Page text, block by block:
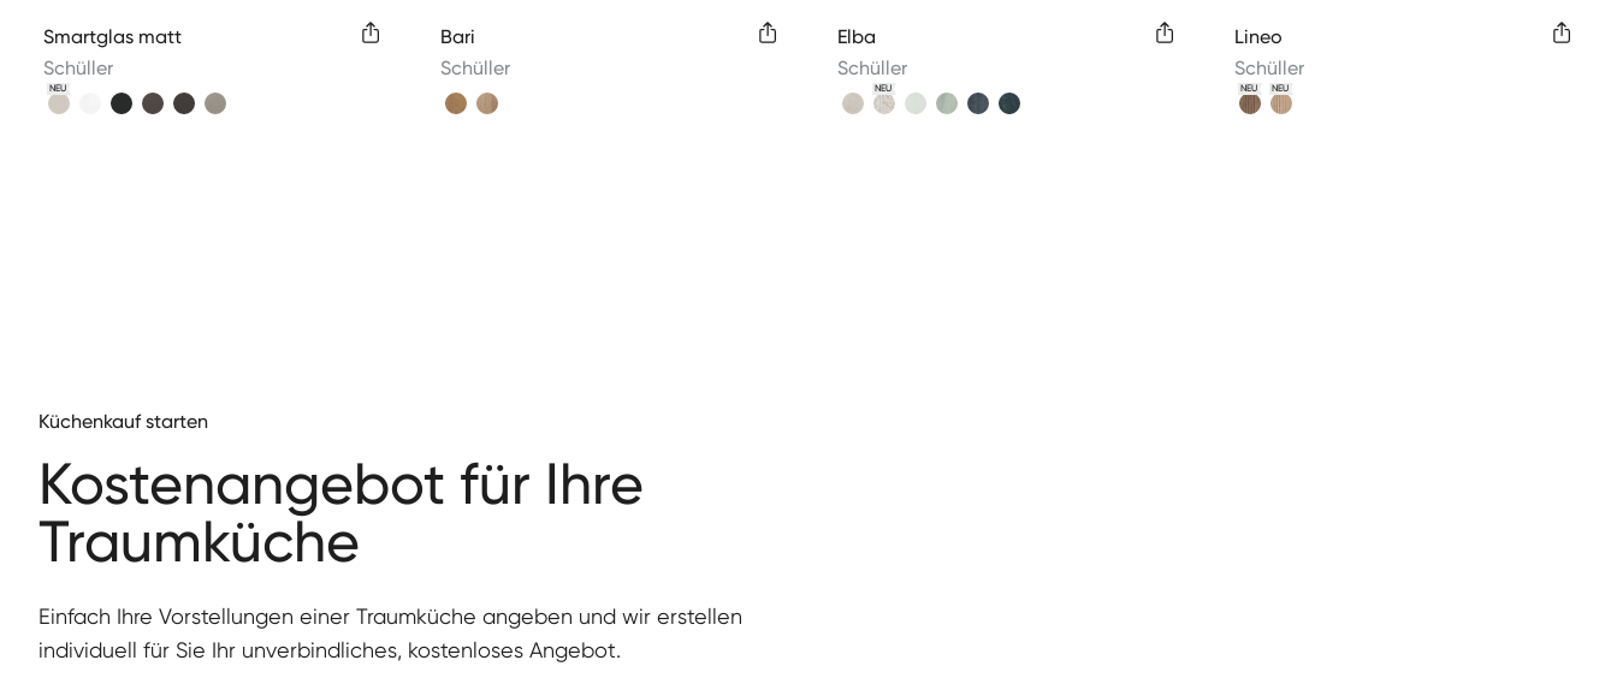
Smartglas matt
Schüller
NEU
Bari
Schüller
Elba
Schüller
NEU
Lineo
Schüller
NEU NEU
Küchenkauf starten
Kos­te­nange­bot für Ihre
Traumküche
Ein­fach Ihre Vorstel­lun­gen ein­er Traumküche angeben und wir erstellen
individuell für Sie Ihr unverbindliches, kostenloses Angebot.